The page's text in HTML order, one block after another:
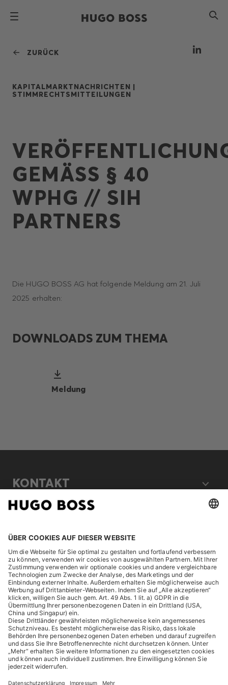
ZURÜCK
KAPITALMARKTNACHRICHTEN |
STIMMRECHTSMITTEILUNGEN
GEMÄSS § 40
WPHG // SIH
PARTNERS
Die HUGO BOSS AG hat folgende Meldung am 21. Juli
2025 erhalten:
DOWNLOADS ZUM THEMA
Meldung
KONTAKT
ENTDECKEN
HUGO BOSS Corporate